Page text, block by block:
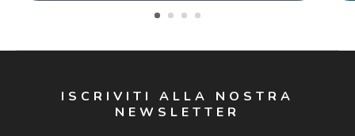
ISCRIVITI ALLA NOSTRA
NEWSLETTER